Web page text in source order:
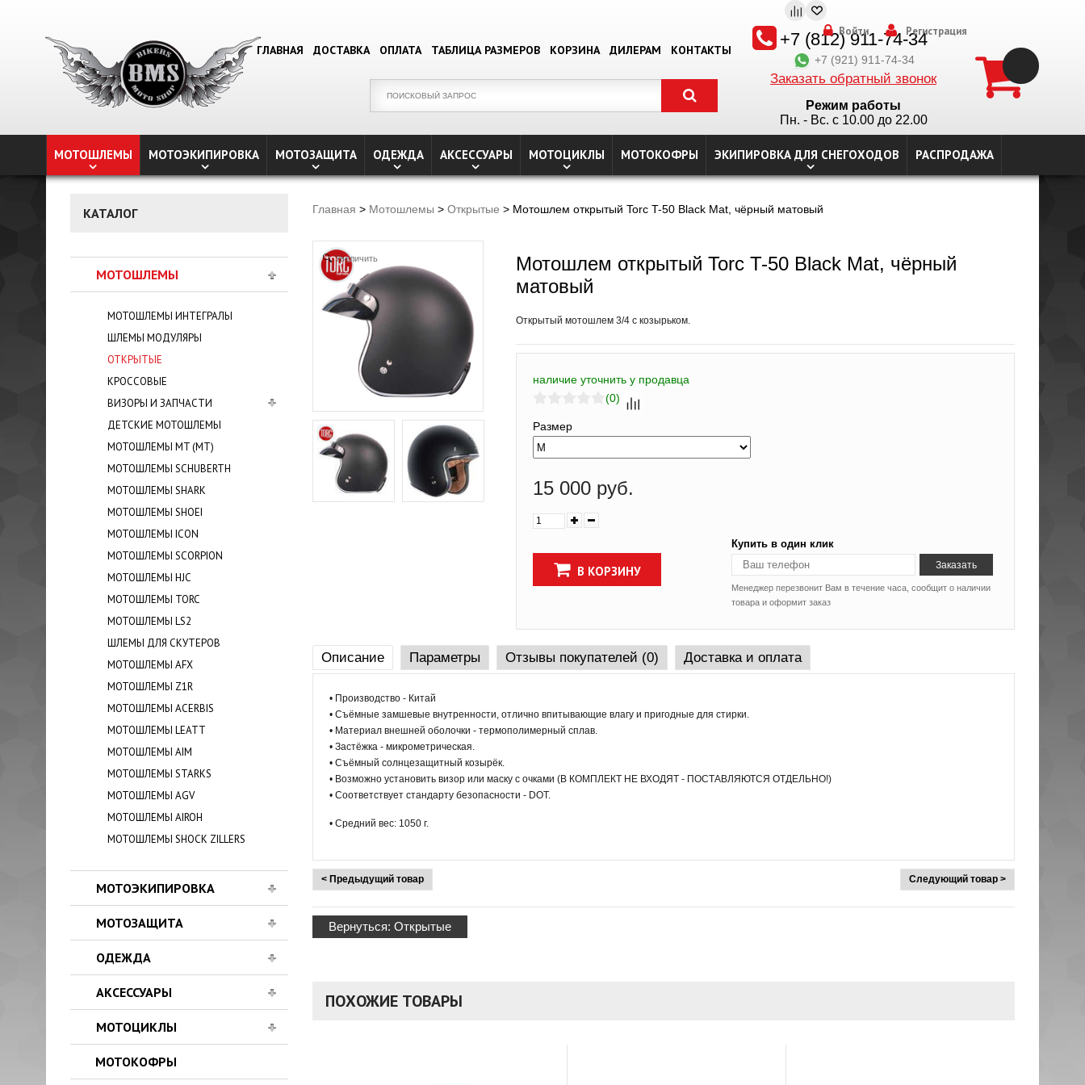
ГЛАВНАЯ ДОСТАВКА ОПЛАТА ТАБЛИЦА РАЗМЕРОВ КОРЗИНА ДИЛЕРАМ КОНТАКТЫ
+7 (812) 911-74-34
+7 (921) 911-74-34
Заказать обратный звонок
Режим работы
Пн. - Вс. с 10.00 до 22.00
Войти Регистрация
МОТОШЛЕМЫ МОТОЭКИПИРОВКА МОТОЗАЩИТА ОДЕЖДА АКСЕССУАРЫ МОТОЦИКЛЫ МОТОКОФРЫ ЭКИПИРОВКА ДЛЯ СНЕГОХОДОВ РАСПРОДАЖА
КАТАЛОГ
МОТОШЛЕМЫ
МОТОШЛЕМЫ ИНТЕГРАЛЫ
ШЛЕМЫ МОДУЛЯРЫ
ОТКРЫТЫЕ
КРОСCОВЫЕ
ВИЗОРЫ И ЗАПЧАСТИ
ДЕТСКИЕ МОТОШЛЕМЫ
МОТОШЛЕМЫ MT (МТ)
МОТОШЛЕМЫ SCHUBERTH
МОТОШЛЕМЫ SHARK
МОТОШЛЕМЫ SHOEI
МОТОШЛЕМЫ ICON
МОТОШЛЕМЫ SCORPION
МОТОШЛЕМЫ HJC
МОТОШЛЕМЫ TORC
МОТОШЛЕМЫ LS2
ШЛЕМЫ ДЛЯ СКУТЕРОВ
МОТОШЛЕМЫ AFX
МОТОШЛЕМЫ Z1R
МОТОШЛЕМЫ ACERBIS
МОТОШЛЕМЫ LEATT
МОТОШЛЕМЫ AIM
МОТОШЛЕМЫ STARKS
МОТОШЛЕМЫ AGV
МОТОШЛЕМЫ AIROH
МОТОШЛЕМЫ SHOCK ZILLERS
МОТОЭКИПИРОВКА
МОТОЗАЩИТА
ОДЕЖДА
АКСЕССУАРЫ
МОТОЦИКЛЫ
МОТОКОФРЫ
Главная > Мотошлемы > Открытые > Мотошлем открытый Torc T-50 Black Mat, чёрный матовый
Мотошлем открытый Torc T-50 Black Mat, чёрный
матовый
Открытый мотошлем 3/4 с козырьком.
наличие уточнить у продавца
(0)
Размер
15 000 руб.
В КОРЗИНУ
Купить в один клик
Менеджер перезвонит Вам в течение часа, сообщит о наличии
товара и оформит заказ
Увеличить
Описание Параметры Отзывы покупателей (0) Доставка и оплата
• Производство - Китай
• Съёмные замшевые внутренности, отлично впитывающие влагу и пригодные для стирки.
• Материал внешней оболочки - термополимерный сплав.
• Застёжка - микрометрическая.
• Съёмный солнцезащитный козырёк.
• Возможно установить визор или маску с очками (В КОМПЛЕКТ НЕ ВХОДЯТ - ПОСТАВЛЯЮТСЯ ОТДЕЛЬНО!)
• Соответствует стандарту безопасности - DOT.
• Средний вес: 1050 г.
< Предыдущий товар Следующий товар >
Вернуться: Открытые
ПОХОЖИЕ ТОВАРЫ